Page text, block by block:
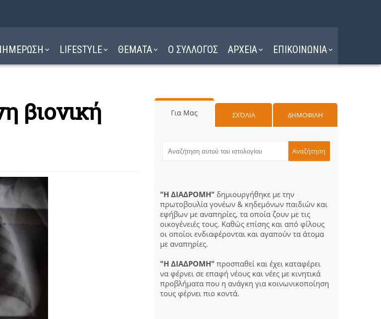
LIFESTYLE ΘΕΜΑΤΑ Ο ΣΥΛΛΟΓΟΣ ΑΡΧΕΙΑ ΕΠΙΚΟΙΝΩΝΙΑ
βιονική
Για Μας ΣΧΌΛΙΑ ΔΗΜΟΦΙΛΗ
"Η ΔΙΑΔΡΟΜΗ" δημιουργήθηκε με την
πρωτοβουλία γονέων & κηδεμόνων παιδιών και
εφήβων με αναπηρίες, τα οποία ζουν με τις
οικογένειές τους. Καθώς επίσης και από φίλους
οι οποίοι ενδιαφέρονται και αγαπούν τα άτομα
με αναπηρίες.
"Η ΔΙΑΔΡΟΜΗ" προσπαθεί και έχει καταφέρει
να φέρνει σε επαφή νέους και νέες με κινητικά
προβλήματα που η ανάγκη για κοινωνικοποίηση
τους φέρνει πιο κοντά.